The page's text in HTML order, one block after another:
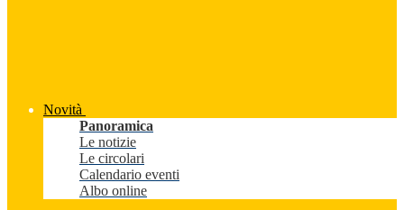
Novità
Panoramica
Le notizie
Le circolari
Calendario eventi
Albo online